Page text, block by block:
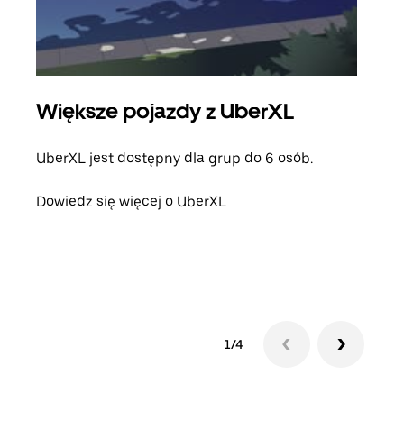
Większe pojazdy z UberXL
UberXL jest dostępny dla grup do 6 osób.
Dowiedz się więcej o UberXL
1/4